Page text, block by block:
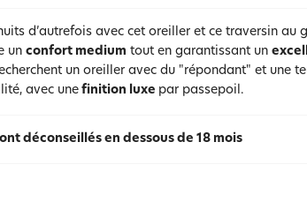
d’autrefois avec cet oreiller et ce traversin au
un confort medium tout en garantissant un
un oreiller avec du "répondant" et une
avec une finition luxe par passepoil.
déconseillés en dessous de 18 mois